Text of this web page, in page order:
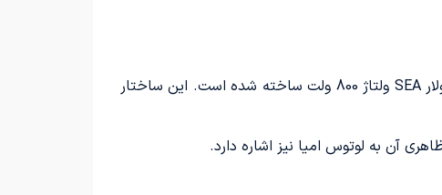
بر اساس تصاویر ابتدایی، این لینک کوپلر، یک سدان لیفت‌بک با طول بیشتر از 5 متر است که بر پایه پلتفرم ماژولار SEA ولتاژ 800 ولت ساخته شده است. این ساختار
آن به لوتوس امیا نیز اشاره دارد.